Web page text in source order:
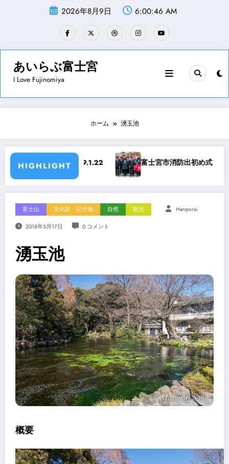
へ
2026年8月9日 6:00:47 AM
あいらぶ富士宮
I Love Fujinomiya
ホーム 湧玉池
HIGHLIGHT
富士宮市消防出初め式 平成31年1月6日 世界遺
富士山 文化財・記念物 自然 観光 Henporai
2018年5月17日 0 コメント
湧玉池
概要